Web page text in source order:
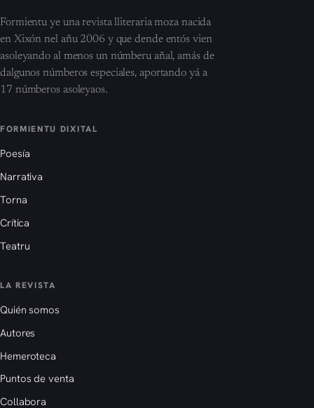
Formientu ye una revista lliteraria moza nacida
en Xixón nel añu 2006 y que dende entós vien
asoleyando al menos un númberu añal, amás de
dalgunos númberos especiales, aportando yá a
17 númberos asoleyaos.
FORMIENTU DIXITAL
Poesía
Narrativa
Torna
Crítica
Teatru
LA REVISTA
Quién somos
Autores
Hemeroteca
Puntos de venta
Collabora